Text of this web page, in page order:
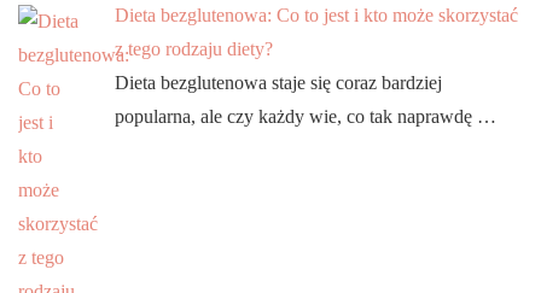
Dieta bezglutenowa: Co to jest i kto może skorzystać
z tego rodzaju diety?
Dieta bezglutenowa staje się coraz bardziej
popularna, ale czy każdy wie, co tak naprawdę …